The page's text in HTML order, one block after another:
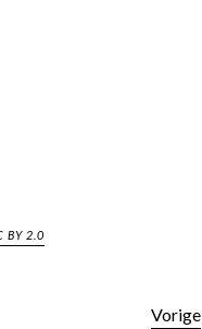
BY 2.0
Vorige